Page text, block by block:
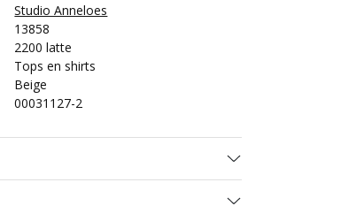
Studio Anneloes
13858
2200 latte
Tops en shirts
Beige
00031127-2